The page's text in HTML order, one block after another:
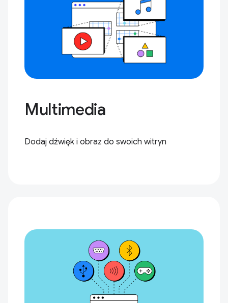
Multimedia
Dodaj dźwięk i obraz do swoich witryn